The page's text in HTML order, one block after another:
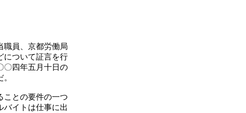
職員、京都労働局
について証言を行
〇四年五月十日の
ことの要件の一つ
バイトは仕事に出